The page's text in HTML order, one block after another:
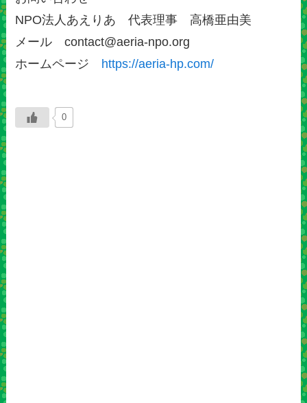
NPO法人あえりあ 代表理事 高橋亜由美
メール contact@aeria-npo.org
ホームページ https://aeria-hp.com/
0